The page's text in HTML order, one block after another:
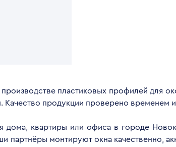
пластиковых профилей для
Качество продукции проверено временем
дома, квартиры или офиса в городе
партнёры монтируют окна качественно,